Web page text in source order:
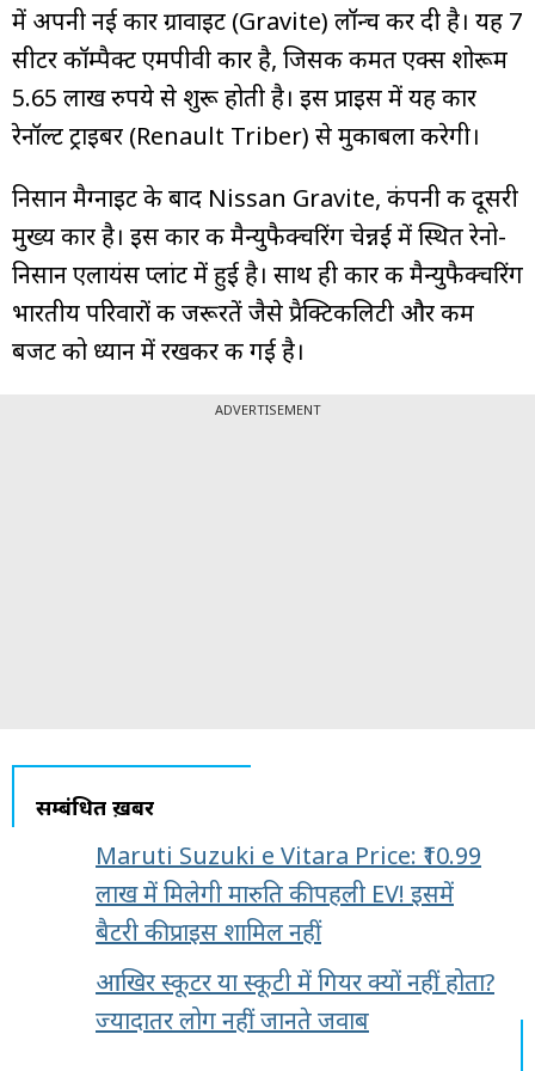
में अपनी नई कार ग्रावाइट (Gravite) लॉन्च कर दी है। यह 7
सीटर कॉम्पैक्ट एमपीवी कार है, जिसकी कीमत एक्स शोरूम
5.65 लाख रुपये से शुरू होती है। इस प्राइस में यह कार
रेनॉल्ट ट्राइबर (Renault Triber) से मुकाबला करेगी।
निसान मैग्नाइट के बाद Nissan Gravite, कंपनी की दूसरी
मुख्य कार है। इस कार की मैन्युफैक्चरिंग चेन्नई में स्थित रेनो-
निसान एलायंस प्लांट में हुई है। साथ ही कार की मैन्युफैक्चरिंग
भारतीय परिवारों की जरूरतें जैसे प्रैक्टिकलिटी और कम
बजट को ध्यान में रखकर की गई है।
ADVERTISEMENT
सम्बंधित ख़बरें
Maruti Suzuki e Vitara Price: ₹10.99
लाख में मिलेगी मारुति की पहली EV! इसमें
बैटरी की प्राइस शामिल नहीं
आखिर स्कूटर या स्कूटी में गियर क्यों नहीं होता?
ज्यादातर लोग नहीं जानते जवाब